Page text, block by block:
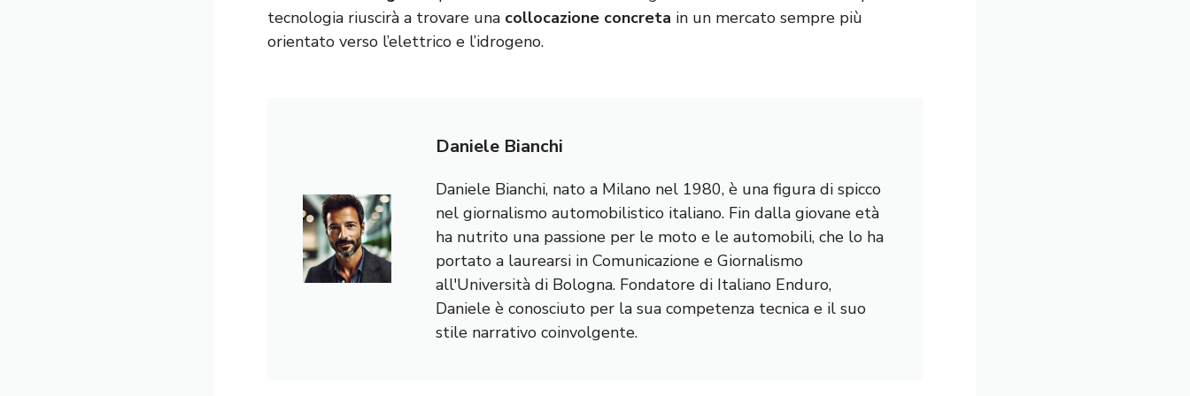
tecnologia riuscirà a trovare una collocazione concreta in un mercato sempre più
orientato verso l’elettrico e l’idrogeno.
Daniele Bianchi
Daniele Bianchi, nato a Milano nel 1980, è una figura di spicco
nel giornalismo automobilistico italiano. Fin dalla giovane età
ha nutrito una passione per le moto e le automobili, che lo ha
portato a laurearsi in Comunicazione e Giornalismo
all'Università di Bologna. Fondatore di Italiano Enduro,
Daniele è conosciuto per la sua competenza tecnica e il suo
stile narrativo coinvolgente.